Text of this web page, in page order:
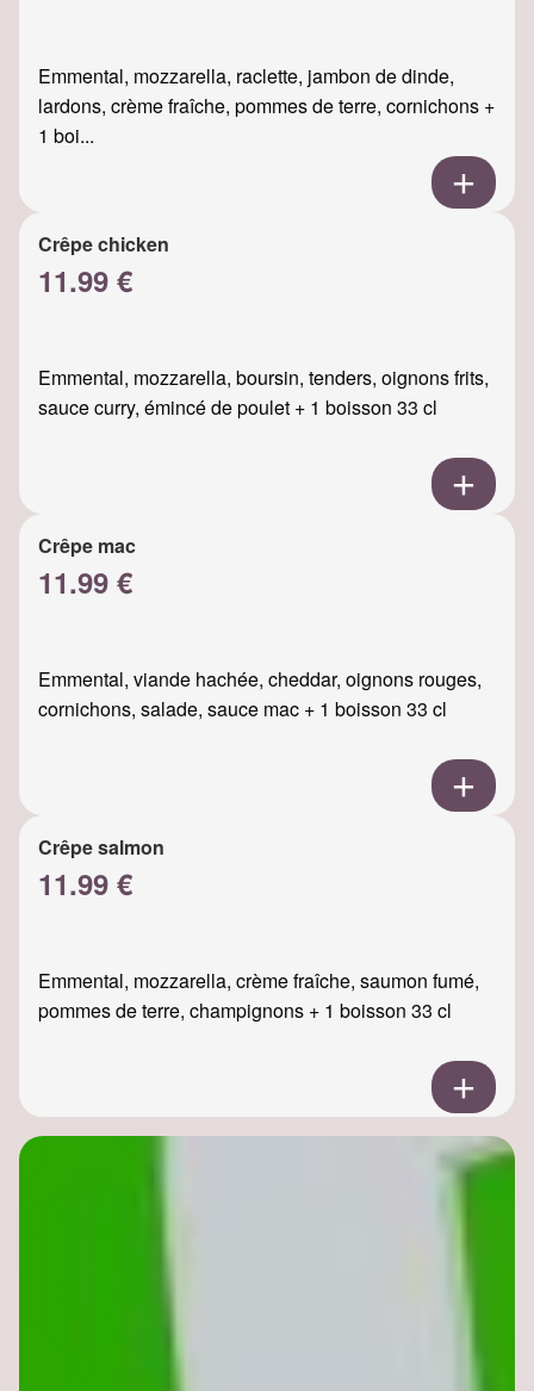
Emmental, mozzarella, raclette, jambon de dinde,
lardons, crème fraîche, pommes de terre, cornichons +
1 boi...
Crêpe chicken
11.99 €
Emmental, mozzarella, boursin, tenders, oignons frits,
sauce curry, émincé de poulet + 1 boisson 33 cl
Crêpe mac
11.99 €
Emmental, viande hachée, cheddar, oignons rouges,
cornichons, salade, sauce mac + 1 boisson 33 cl
Crêpe salmon
11.99 €
Emmental, mozzarella, crème fraîche, saumon fumé,
pommes de terre, champignons + 1 boisson 33 cl